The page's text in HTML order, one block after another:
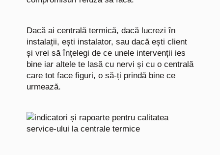
Dacă ai centrală termică, dacă lucrezi în
instalații, ești instalator, sau dacă ești client
și vrei să înțelegi de ce unele intervenții ies
bine iar altele te lasă cu nervi și cu o centrală
care tot face figuri, o să-ți prindă bine ce
urmează.